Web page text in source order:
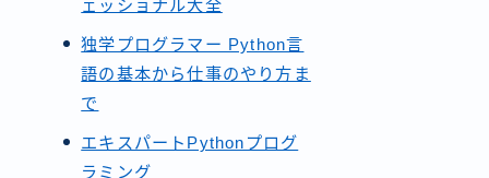
ェッショナル大全
独学プログラマー Python言
語の基本から仕事のやり方ま
で
エキスパートPythonプログ
ラミング